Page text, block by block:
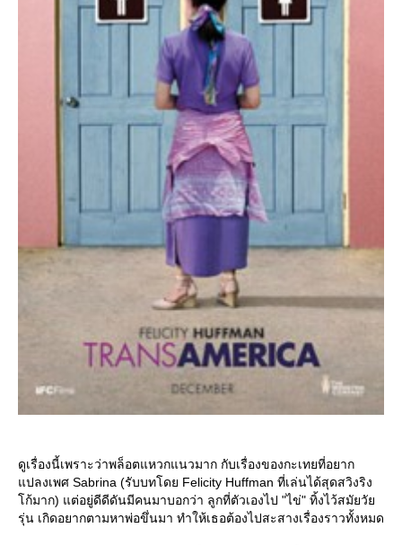
ดูเรื่องนี้เพราะว่าพล็อตแหวกแนวมาก กับเรื่องของกะเทยที่อยาก
ปลงเพศ Sabrina (รับบทโดย Felicity Huffman ที่เล่นได้สุดสวิงริง
ก้มาก) แต่อยู่ดีดีดันมีคนมาบอกว่า ลูกที่ตัวเองไป "ไข่" ทิ้งไว้สมัยวั
รุ่น เกิดอยากตามหาพ่อขึ่นมา ทำให้เธอต้องไปสะสางเรื่องราวทั้งหมด